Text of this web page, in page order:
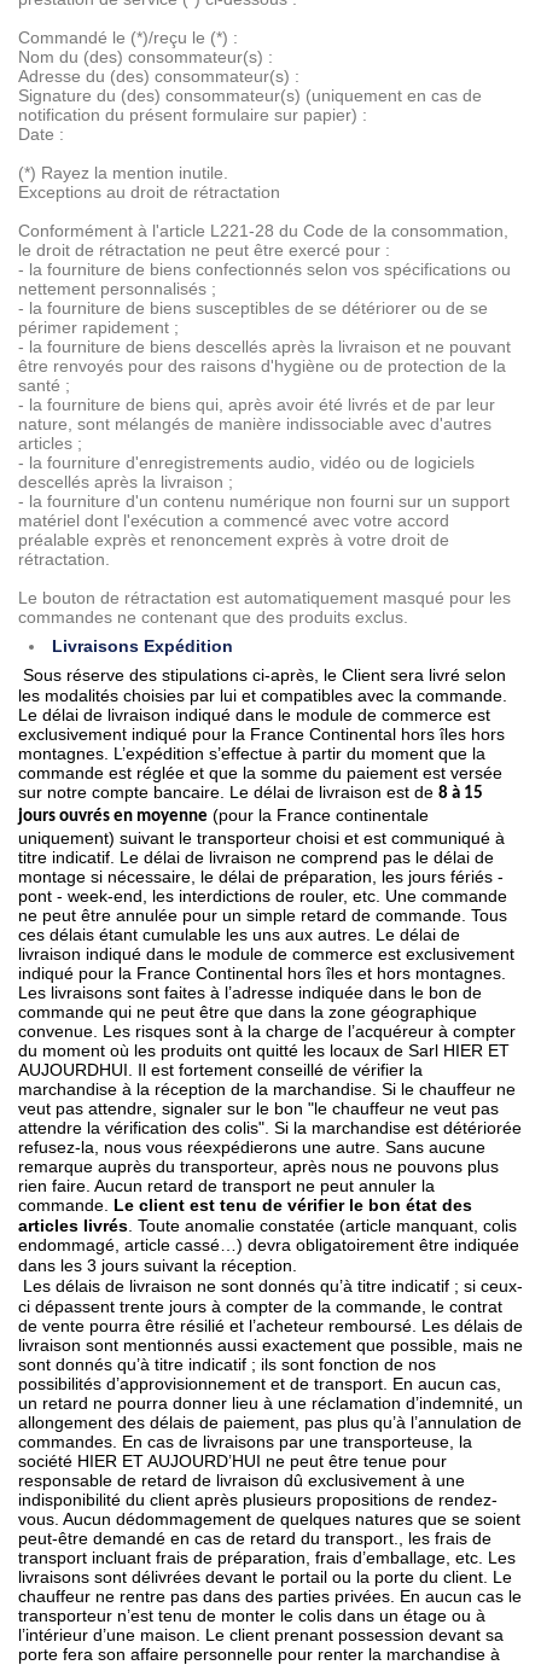
Commandé le (*)/reçu le (*) :
Nom du (des) consommateur(s) :
Adresse du (des) consommateur(s) :
Signature du (des) consommateur(s) (uniquement en cas de
notification du présent formulaire sur papier) :
Date :
(*) Rayez la mention inutile.
Exceptions au droit de rétractation
Conformément à l'article L221-28 du Code de la consommation,
le droit de rétractation ne peut être exercé pour :
- la fourniture de biens confectionnés selon vos spécifications ou
nettement personnalisés ;
- la fourniture de biens susceptibles de se détériorer ou de se
périmer rapidement ;
- la fourniture de biens descellés après la livraison et ne pouvant
être renvoyés pour des raisons d'hygiène ou de protection de la
santé ;
- la fourniture de biens qui, après avoir été livrés et de par leur
nature, sont mélangés de manière indissociable avec d'autres
articles ;
- la fourniture d'enregistrements audio, vidéo ou de logiciels
descellés après la livraison ;
- la fourniture d'un contenu numérique non fourni sur un support
matériel dont l'exécution a commencé avec votre accord
préalable exprès et renoncement exprès à votre droit de
rétractation.
Le bouton de rétractation est automatiquement masqué pour les
commandes ne contenant que des produits exclus.
Livraisons Expédition
Sous réserve des stipulations ci-après, le Client sera livré selon
les modalités choisies par lui et compatibles avec la commande.
Le délai de livraison indiqué dans le module de commerce est
exclusivement indiqué pour la France Continental hors îles hors
montagnes. L’expédition s’effectue à partir du moment que la
commande est réglée et que la somme du paiement est versée
sur notre compte bancaire. Le délai de livraison est de 8 à 15
jours ouvrés en moyenne (pour la France continentale
uniquement) suivant le transporteur choisi et est communiqué à
titre indicatif. Le délai de livraison ne comprend pas le délai de
montage si nécessaire, le délai de préparation, les jours fériés -
pont - week-end, les interdictions de rouler, etc. Une commande
ne peut être annulée pour un simple retard de commande. Tous
ces délais étant cumulable les uns aux autres. Le délai de
livraison indiqué dans le module de commerce est exclusivement
indiqué pour la France Continental hors îles et hors montagnes.
Les livraisons sont faites à l’adresse indiquée dans le bon de
commande qui ne peut être que dans la zone géographique
convenue. Les risques sont à la charge de l’acquéreur à compter
du moment où les produits ont quitté les locaux de Sarl HIER ET
AUJOURDHUI. Il est fortement conseillé de vérifier la
marchandise à la réception de la marchandise. Si le chauffeur ne
veut pas attendre, signaler sur le bon "le chauffeur ne veut pas
attendre la vérification des colis". Si la marchandise est détériorée
refusez-la, nous vous réexpédierons une autre. Sans aucune
remarque auprès du transporteur, après nous ne pouvons plus
rien faire. Aucun retard de transport ne peut annuler la
commande. Le client est tenu de vérifier le bon état des
articles livrés. Toute anomalie constatée (article manquant, colis
endommagé, article cassé…) devra obligatoirement être indiquée
dans les 3 jours suivant la réception.
Les délais de livraison ne sont donnés qu’à titre indicatif ; si ceux-
ci dépassent trente jours à compter de la commande, le contrat
de vente pourra être résilié et l’acheteur remboursé. Les délais de
livraison sont mentionnés aussi exactement que possible, mais ne
sont donnés qu’à titre indicatif ; ils sont fonction de nos
possibilités d’approvisionnement et de transport. En aucun cas,
un retard ne pourra donner lieu à une réclamation d’indemnité, un
allongement des délais de paiement, pas plus qu’à l’annulation de
commandes. En cas de livraisons par une transporteuse, la
société HIER ET AUJOURD’HUI ne peut être tenue pour
responsable de retard de livraison dû exclusivement à une
indisponibilité du client après plusieurs propositions de rendez-
vous. Aucun dédommagement de quelques natures que se soient
peut-être demandé en cas de retard du transport., les frais de
transport incluant frais de préparation, frais d’emballage, etc. Les
livraisons sont délivrées devant le portail ou la porte du client. Le
chauffeur ne rentre pas dans des parties privées. En aucun cas le
transporteur n’est tenu de monter le colis dans un étage ou à
l’intérieur d’une maison. Le client prenant possession devant sa
porte fera son affaire personnelle pour renter la marchandise à